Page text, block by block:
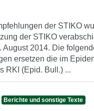
der STIKO
der STIKO
August 2014. Die
ersetzen die im
RKI (Epid. Bull.) ...
Berichte und sonstige Texte